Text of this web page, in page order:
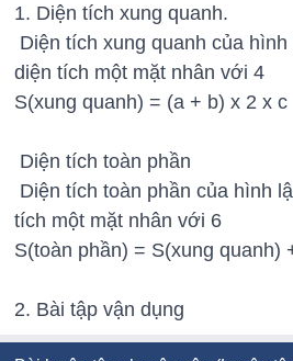
1. Diện tích xung quanh.
Diện tích xung quanh của
diện tích một mặt nhân với 4
S(xung quanh) = (a + b) x 2 x c
Diện tích toàn phần
Diện tích toàn phần của hình
tích một mặt nhân với 6
S(toàn phần) = S(xung quanh)
2. Bài tập vận dụng